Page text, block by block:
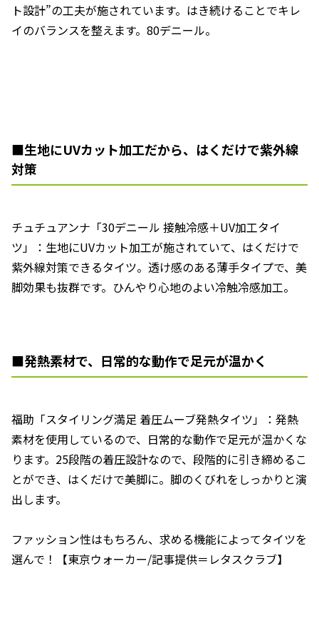
ト設計”の工夫が施されています。はき続けることでキレ
イのバランスを整えます。80デニール。
■生地にUVカット加工だから、はくだけで紫外線
対策
チュチュアンナ「30デニール 接触冷感＋UV加工タイ
ツ」：生地にUVカット加工が施されていて、はくだけで
紫外線対策できるタイツ。透け感のある薄手タイプで、美
脚効果も抜群です。ひんやり心地のよい冷触冷感加工。
■発熱素材で、日常的な動作で足元が温かく
福助「スタイリング満足 着圧ムーブ発熱タイツ」：発熱
素材を使用しているので、日常的な動作で足元が温かくな
ります。25段階の着圧設計なので、段階的に引き締めるこ
とができ、はくだけで美脚に。脚のくびれをしっかりと演
出します。
ファッション性はもちろん、求める機能によってタイツを
選んで！【東京ウォーカー/記事提供＝レタスクラブ】